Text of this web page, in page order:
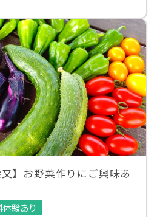
又】お野菜作りにご興味あ
体験あり